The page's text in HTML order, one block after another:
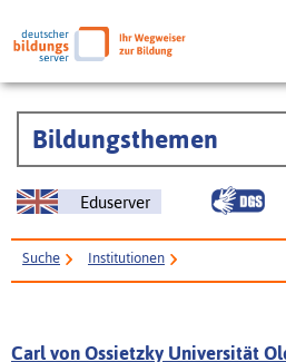
Bildungsthemen
Eduserver
Suche Institutionen
Carl von Ossietzky Universität